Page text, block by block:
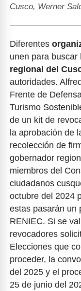
Cusco, Werner
Diferentes
unen para buscar
regional del
autoridades.
Frente de
Turismo
de un kit de
la aprobación de
recolección de
gobernador
miembros del
ciudadanos
octubre del 2024
estas pasarán un
RENIEC. Si se
revocadores
Elecciones que
proceder, la
del 2025 y el
25 de junio del